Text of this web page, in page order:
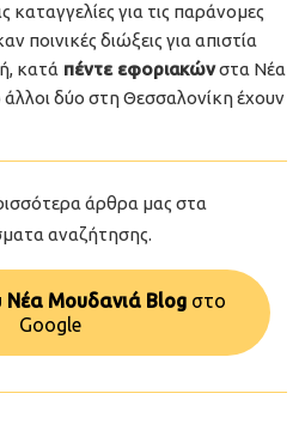
καταγγελίες για τις παράνομες
διώξεις για απιστία
κατά πέντε εφοριακώνστα Νέα
δύο στη Θεσσαλονίκη έχουν
άρθρα μας στα
αναζήτησης.
Νέα Μουδανιά Blog στo
Google